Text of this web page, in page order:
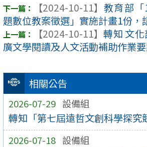
相關公告
2026-07-29 設備組
轉知「第七屆遠哲文創科學探究
2026-07-18 設備組
【2024-10-11】 教育部
題數位教案徵選」實施計畫1份，
【2024-10-11】 轉知 文
廣文學閱讀及人文活動補助作業要